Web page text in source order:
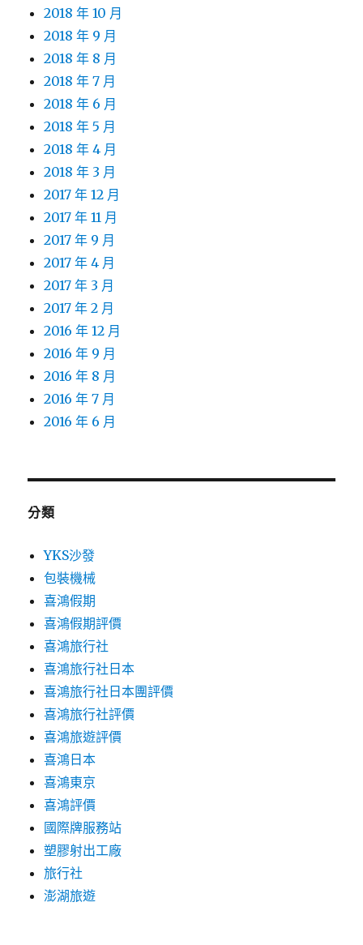
2018 年 10 月
2018 年 9 月
2018 年 8 月
2018 年 7 月
2018 年 6 月
2018 年 5 月
2018 年 4 月
2018 年 3 月
2017 年 12 月
2017 年 11 月
2017 年 9 月
2017 年 4 月
2017 年 3 月
2017 年 2 月
2016 年 12 月
2016 年 9 月
2016 年 8 月
2016 年 7 月
2016 年 6 月
分類
YKS沙發
包裝機械
喜鴻假期
喜鴻假期評價
喜鴻旅行社
喜鴻旅行社日本
喜鴻旅行社日本團評價
喜鴻旅行社評價
喜鴻旅遊評價
喜鴻日本
喜鴻東京
喜鴻評價
國際牌服務站
塑膠射出工廠
旅行社
澎湖旅遊